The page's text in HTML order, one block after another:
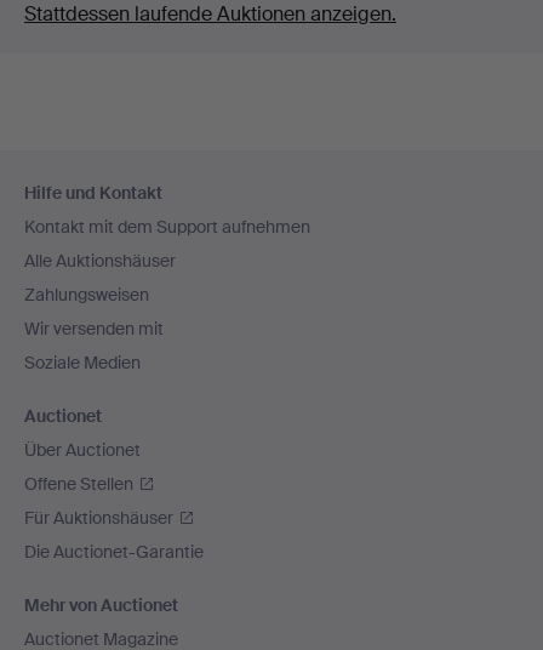
Stattdessen laufende Auktionen anzeigen.
Navigation
Hilfe und Kontakt
Kontakt mit dem Support aufnehmen
Alle Auktionshäuser
Zahlungsweisen
Wir versenden mit
Soziale Medien
Auctionet
Über Auctionet
Offene Stellen
Für Auktionshäuser
Die Auctionet-Garantie
Mehr von Auctionet
Auctionet Magazine